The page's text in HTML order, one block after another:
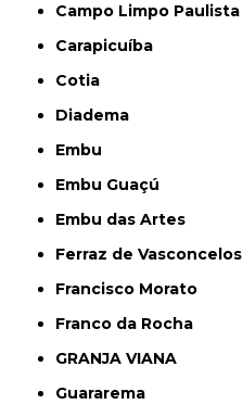
Campo Limpo Paulista
Carapicuíba
Cotia
Diadema
Embu
Embu Guaçú
Embu das Artes
Ferraz de Vasconcelos
Francisco Morato
Franco da Rocha
GRANJA VIANA
Guararema